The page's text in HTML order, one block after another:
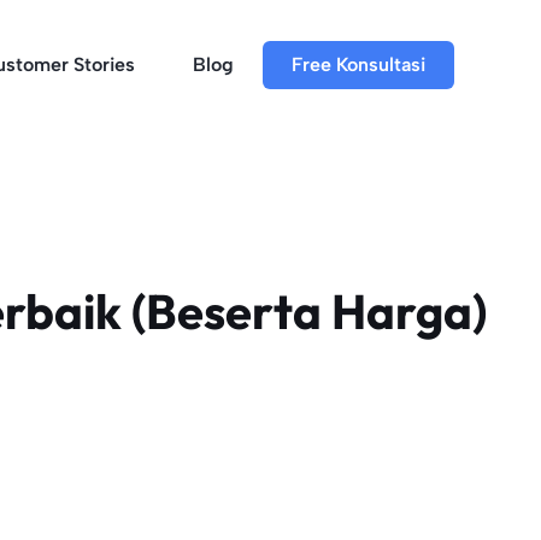
Stories Blog Free Konsultasi
(Beserta Harga)